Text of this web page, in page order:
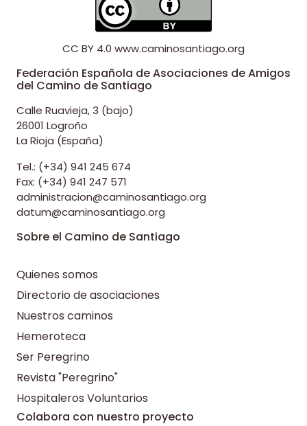
CC BY 4.0 www.caminosantiago.org
Federación Española de Asociaciones de Amigos
del Camino de Santiago
Calle Ruavieja, 3 (bajo)
26001 Logroño
La Rioja (España)
Tel.: (+34) 941 245 674
Fax: (+34) 941 247 571
administracion@caminosantiago.org
datum@caminosantiago.org
Sobre el Camino de Santiago
Quienes somos
Directorio de asociaciones
Nuestros caminos
Hemeroteca
Ser Peregrino
Revista "Peregrino"
Hospitaleros Voluntarios
Colabora con nuestro proyecto